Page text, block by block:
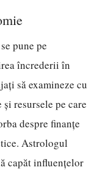
pune pe
încrederii în
să examineze cu
resursele pe care
despre finanțe
Astrologul
capăt influențelor